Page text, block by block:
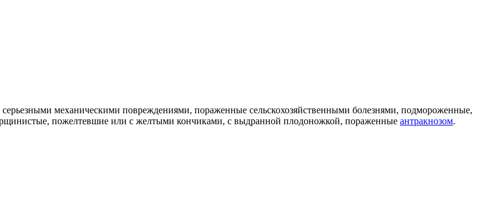
механическими повреждениями, пораженные сельскохозяйственными болезнями, подмороженные,
пожелтевшие или с желтыми кончиками, с выдранной плодоножкой, пораженные антракнозом.